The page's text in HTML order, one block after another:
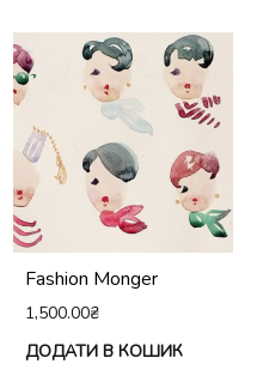
Fashion Monger
1,500.00₴
ДОДАТИ В КОШИК